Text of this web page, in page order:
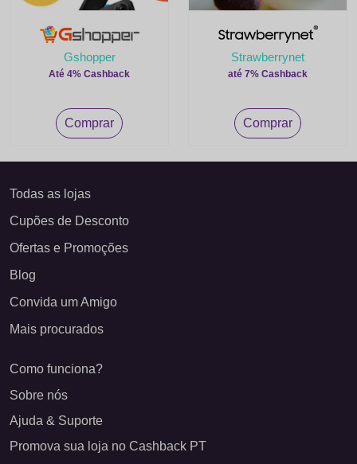
Gshopper
Até 4% Cashback
Comprar
Strawberrynet
até 7% Cashback
Comprar
Todas as lojas
Cupões de Desconto
Ofertas e Promoções
Blog
Convida um Amigo
Mais procurados
Como funciona?
Sobre nós
Ajuda & Suporte
Promova sua loja no Cashback PT